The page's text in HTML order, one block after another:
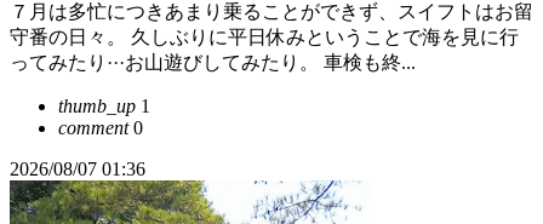
７月は多忙につきあまり乗ることができず、スイフトはお留
守番の日々。 久しぶりに平日休みということで海を見に行
ってみたり···お山遊びしてみたり。 車検も終...
thumb_up 1
comment0
2026/08/07 01:36